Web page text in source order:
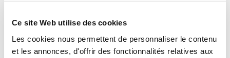
Ce site Web utilise des cookies
Les cookies nous permettent de personnaliser le contenu
et les annonces, d'offrir des fonctionnalités relatives aux
Brides-les-Bains (73) :Maigrir durablement- 285 euros
(cure Origine) / 175 euros (cure Idéal)